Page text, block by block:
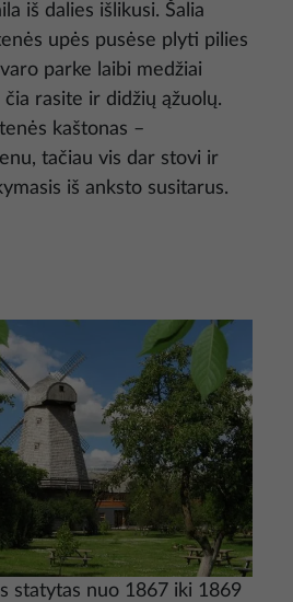
iš dalies išlikusi. Šalia
upės pusėse plyti pilies
parke laibi medžiai
čia rasite ir didžių ąžuolų.
kaštonas –
tačiau vis dar stovi ir
iš anksto susitarus.
statytas nuo 1867 iki 1869